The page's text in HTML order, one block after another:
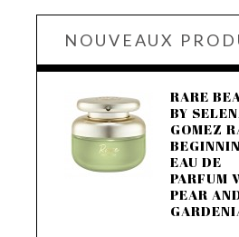
NOUVEAUX
RARE
BY
GOMEZ
EAU DE
PARFUM
PEAR